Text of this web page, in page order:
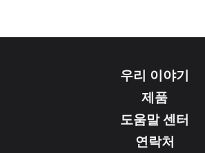
우리 이야기
제품
도움말 센터
연락처